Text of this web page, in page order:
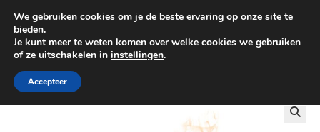
GRATIS BEZORGING VANAF €100
We gebruiken cookies om je de beste ervaring op onze site te
bieden.
Je kunt meer te weten komen over welke cookies we gebruiken
of ze uitschakelen in instellingen.
Accepteer